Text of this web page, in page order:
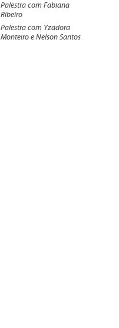
Palestra com Fabiana
Ribeiro
Palestra com Yzadora
Monteiro e Nelson Santos